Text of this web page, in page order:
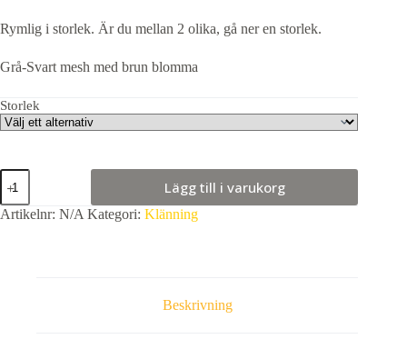
Rymlig i storlek. Är du mellan 2 olika, gå ner en storlek.
Grå-Svart mesh med brun blomma
Storlek
Velvet
Bloom
Dress,
Grön-
Lägg till i varukorg
Artikelnr: N/A Kategori: Klänning
Beskrivning